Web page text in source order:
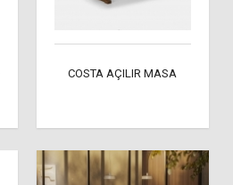
COSTA AÇILIR MASA